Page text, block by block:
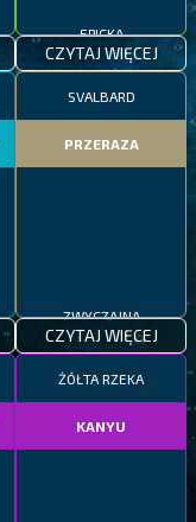
EPICKA
CZYTAJ WIĘCEJ
SVALBARD
PRZERAZA
ZWYCZAJNA
CZYTAJ WIĘCEJ
ŻÓŁTA RZEKA
KANYU